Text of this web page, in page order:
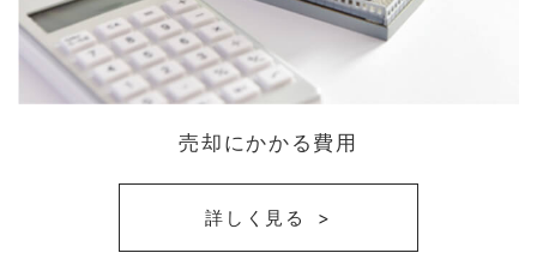
売却にかかる費用
詳しく見る